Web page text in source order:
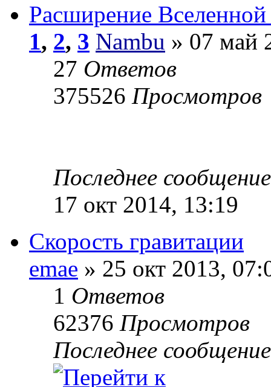
Расширение Вселенной
1, 2, 3 Nambu » 07 май
27 Ответов
375526 Просмотров
Последнее
17 окт 2014, 13:19
Скорость гравитации
emae » 25 окт 2013,
1 Ответов
62376 Просмотров
Последнее